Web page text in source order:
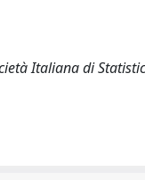
Italiana di